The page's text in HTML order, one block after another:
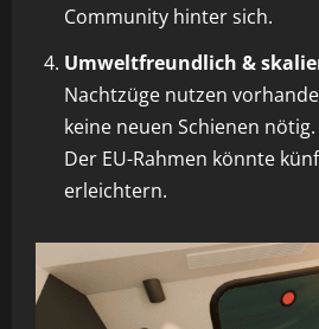
Community hinter sich.
Umweltfreundlich &
Nachtzüge nutzen
keine neuen Schienen nötig.
Der EU-Rahmen könnte
erleichtern.